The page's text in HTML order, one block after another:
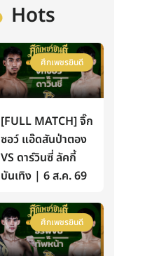
Hots
ศึกเพชรยินดี
[FULL MATCH] จิ๊ก
ซอว์ แอ๊ดสันป่าตอง
VS ดาร์วินซี่ ลัคกี้
บันเทิง | 6 ส.ค. 69
ศึกเพชรยินดี